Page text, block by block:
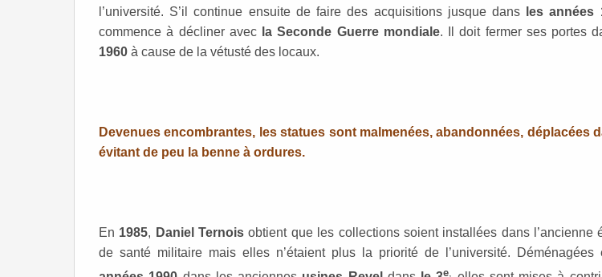
l’université. S’il continue ensuite de faire des acquisitions jusque dans
les années
commence à décliner avec la Seconde Guerre mondiale. Il doit fermer ses portes
1960 à cause de la vétusté des locaux.
Devenues encombrantes, les statues sont malmenées, abandonnées, déplacées
évitant de peu la benne à ordures.
En 1985, Daniel Ternois obtient que les collections soient installées dans l’ancienne
de santé militaire mais elles n’étaient plus la priorité de l’université. Déménagées
e